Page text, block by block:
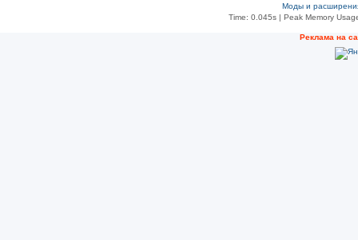
Моды и
Time: 0.045s| Peak Memory
Реклама на